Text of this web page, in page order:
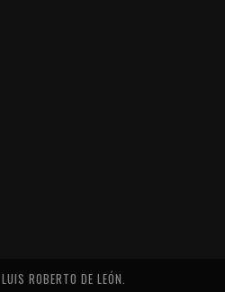
ROBERTO DE LEÓN.